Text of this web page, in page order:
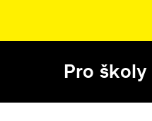
Pro školy